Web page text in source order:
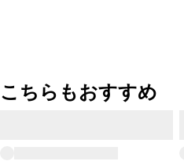
こちらもおすすめ